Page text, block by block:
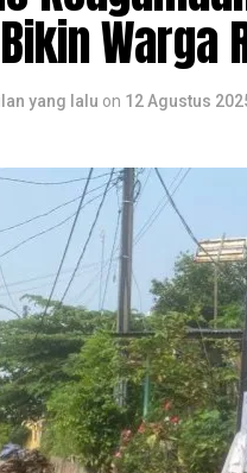
Warga
yang lalu on 12 Agustus